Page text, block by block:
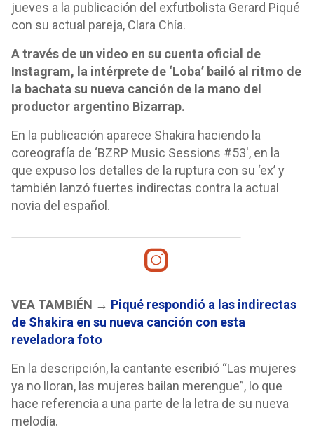
jueves a la publicación del exfutbolista Gerard Piqué
con su actual pareja, Clara Chía.
A través de un video en su cuenta oficial de
Instagram, la intérprete de ‘Loba’ bailó al ritmo de
la bachata su nueva canción de la mano del
productor argentino Bizarrap.
En la publicación aparece Shakira haciendo la
coreografía de ‘BZRP Music Sessions #53′, en la
que expuso los detalles de la ruptura con su ‘ex’ y
también lanzó fuertes indirectas contra la actual
novia del español.
VEA TAMBIÉN → Piqué respondió a las indirectas
de Shakira en su nueva canción con esta
reveladora foto
En la descripción, la cantante escribió “Las mujeres
ya no lloran, las mujeres bailan merengue”, lo que
hace referencia a una parte de la letra de su nueva
melodía.